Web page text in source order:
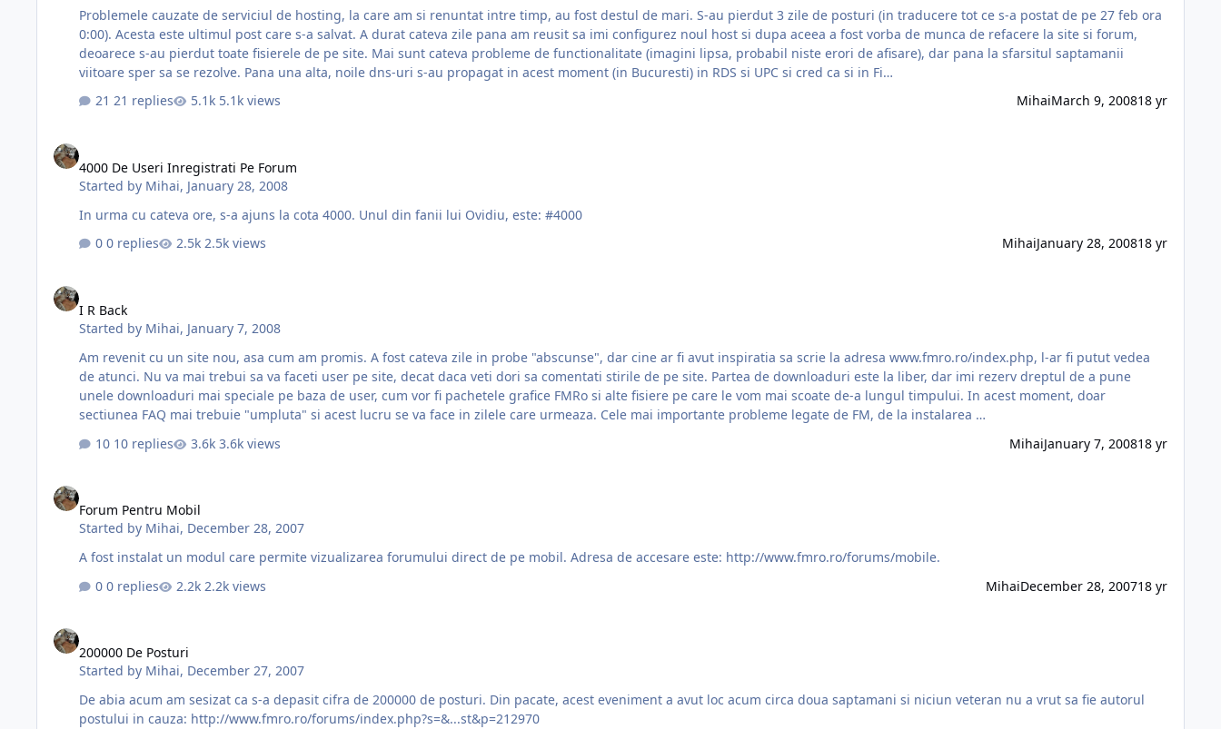
Problemele cauzate de serviciul de hosting, la care am si renuntat intre timp, au fost destul de mari. S-au pierdut 3 zile de posturi (in traducere tot ce s-a postat de pe 27 feb ora
0:00). Acesta este ultimul post care s-a salvat. A durat cateva zile pana am reusit sa imi configurez noul host si dupa aceea a fost vorba de munca de refacere la site si forum,
deoarece s-au pierdut toate fisierele de pe site. Mai sunt cateva probleme de functionalitate (imagini lipsa, probabil niste erori de afisare), dar pana la sfarsitul saptamanii
viitoare sper sa se rezolve. Pana una alta, noile dns-uri s-au propagat in acest moment (in Bucuresti) in RDS si UPC si cred ca si in Fi…
21 replies
5.1k views MihaiMarch 9, 200818 yr
4000 De Useri Inregistrati Pe Forum
Started by Mihai, January 28, 2008
In urma cu cateva ore, s-a ajuns la cota 4000. Unul din fanii lui Ovidiu, este: #4000
0 replies
2.5k views MihaiJanuary 28, 200818 yr
I R Back
Started by Mihai, January 7, 2008
Am revenit cu un site nou, asa cum am promis. A fost cateva zile in probe "abscunse", dar cine ar fi avut inspiratia sa scrie la adresa www.fmro.ro/index.php, l-ar fi putut vedea
de atunci. Nu va mai trebui sa va faceti user pe site, decat daca veti dori sa comentati stirile de pe site. Partea de downloaduri este la liber, dar imi rezerv dreptul de a pune
unele downloaduri mai speciale pe baza de user, cum vor fi pachetele grafice FMRo si alte fisiere pe care le vom mai scoate de-a lungul timpului. In acest moment, doar
sectiunea FAQ mai trebuie "umpluta" si acest lucru se va face in zilele care urmeaza. Cele mai importante probleme legate de FM, de la instalarea …
10 replies
3.6k views MihaiJanuary 7, 200818 yr
Forum Pentru Mobil
Started by Mihai, December 28, 2007
A fost instalat un modul care permite vizualizarea forumului direct de pe mobil. Adresa de accesare este: http://www.fmro.ro/forums/mobile.
0 replies
2.2k views MihaiDecember 28, 200718 yr
200000 De Posturi
Started by Mihai, December 27, 2007
De abia acum am sesizat ca s-a depasit cifra de 200000 de posturi. Din pacate, acest eveniment a avut loc acum circa doua saptamani si niciun veteran nu a vrut sa fie autorul
postului in cauza: http://www.fmro.ro/forums/index.php?s=&...st&p=212970